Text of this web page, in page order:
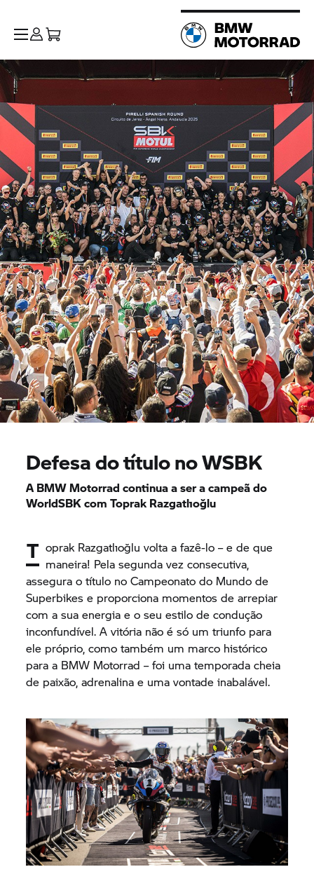
Defesa do título no WSBK
A BMW Motorrad continua a ser a campeã do
WorldSBK com Toprak Razgatlıoğlu
T oprak Razgatlıoğlu volta a fazê-lo – e de que
maneira! Pela segunda vez consecutiva,
assegura o título no Campeonato do Mundo de
Superbikes e proporciona momentos de arrepiar
com a sua energia e o seu estilo de condução
inconfundível. A vitória não é só um triunfo para
ele próprio, como também um marco histórico
para a BMW Motorrad – foi uma temporada cheia
de paixão, adrenalina e uma vontade inabalável.